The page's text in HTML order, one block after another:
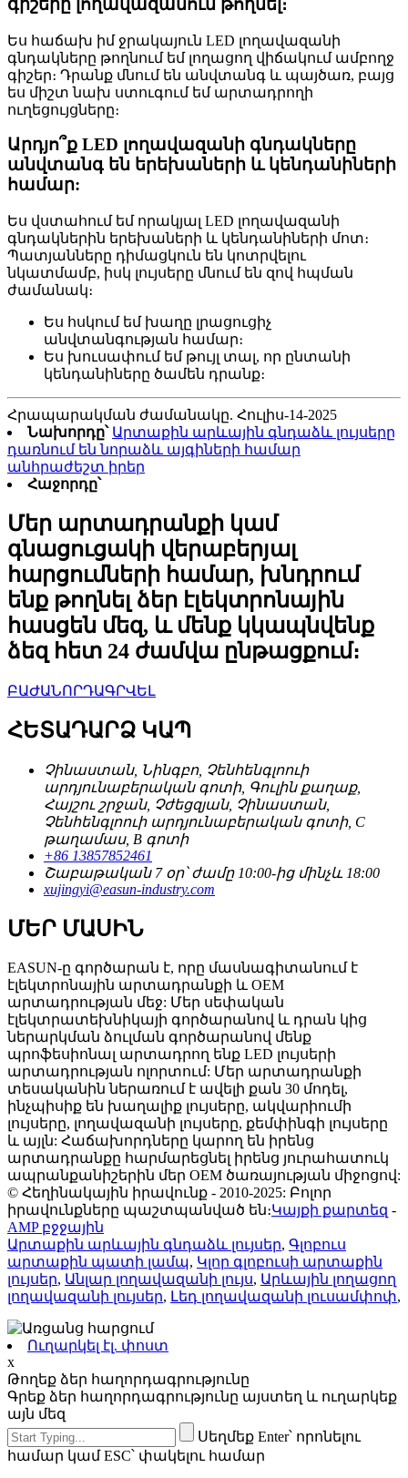
գիշերը լողավազանում թողնել։
Ես հաճախ իմ ջրակայուն LED լողավազանի
գնդակները թողնում եմ լողացող վիճակում ամբողջ
գիշեր։ Դրանք մնում են անվտանգ և պայծառ, բայց
ես միշտ նախ ստուգում եմ արտադրողի
ուղեցույցները։
Արդյո՞ք LED լողավազանի գնդակները
անվտանգ են երեխաների և կենդանիների
համար:
Ես վստահում եմ որակյալ LED լողավազանի
գնդակներին երեխաների և կենդանիների մոտ։
Պատյանները դիմացկուն են կոտրվելու
նկատմամբ, իսկ լույսերը մնում են զով հպման
ժամանակ։
Ես հսկում եմ խաղը լրացուցիչ
անվտանգության համար։
Ես խուսափում եմ թույլ տալ, որ ընտանի
կենդանիները ծամեն դրանք։
Հրապարակման ժամանակը. Հուլիս-14-2025
Նախորդը՝ Արտաքին արևային գնդաձև լույսերը
դառնում են նորաձև այգիների համար
անհրաժեշտ իրեր
Հաջորդը՝
Մեր արտադրանքի կամ
գնացուցակի վերաբերյալ
հարցումների համար, խնդրում
ենք թողնել ձեր էլեկտրոնային
հասցեն մեզ, և մենք կկապնվենք
ձեզ հետ 24 ժամվա ընթացքում։
ԲԱԺԱՆՈՐԴԱԳՐՎԵԼ
ՀԵՏԱԴԱՐՁ ԿԱՊ
Չինաստան, Նինգբո, Չենհենգլոուի
արդյունաբերական գոտի, Գուլին քաղաք,
Հայշու շրջան, Չժեցզյան, Չինաստան,
Չենհենգլոուի արդյունաբերական գոտի, C
թաղամաս, B գոտի
+86 13857852461
Շաբաթական 7 օր՝ ժամը 10:00-ից մինչև 18:00
xujingyi@easun-industry.com
ՄԵՐ ՄԱՍԻՆ
EASUN-ը գործարան է, որը մասնագիտանում է
էլեկտրոնային արտադրանքի և OEM
արտադրության մեջ: Մեր սեփական
էլեկտրատեխնիկայի գործարանով և դրան կից
ներարկման ձուլման գործարանով մենք
պրոֆեսիոնալ արտադրող ենք LED լույսերի
արտադրության ոլորտում: Մեր արտադրանքի
տեսականին ներառում է ավելի քան 30 մոդել,
ինչպիսիք են խաղալիք լույսերը, ակվարիումի
լույսերը, լողավազանի լույսերը, քեմփինգի լույսերը
և այլն: Հաճախորդները կարող են իրենց
արտադրանքը հարմարեցնել իրենց յուրահատուկ
ապրանքանիշերին մեր OEM ծառայության միջոցով:
© Հեղինակային իրավունք - 2010-2025: Բոլոր
իրավունքները պաշտպանված են։Կայքի քարտեզ -
AMP բջջային
Արտաքին արևային գնդաձև լույսեր, Գլոբուս
արտաքին պատի լամպ, Կլոր գլոբուսի արտաքին
լույսեր, Անլար լողավազանի լույս, Արևային լողացող
լողավազանի լույսեր, Լեդ լողավազանի լուսամփոփ,
Ուղարկել էլ. փոստ
x
Թողեք ձեր հաղորդագրությունը
Գրեք ձեր հաղորդագրությունը այստեղ և ուղարկեք
այն մեզ
Սեղմեք Enter՝ որոնելու
համար կամ ESC՝ փակելու համար